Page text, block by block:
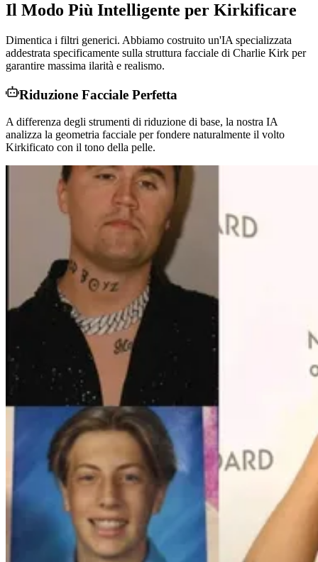
Il Modo Più Intelligente per Kirkificare
Dimentica i filtri generici. Abbiamo costruito un'IA specializzata
addestrata specificamente sulla struttura facciale di Charlie Kirk per
garantire massima ilarità e realismo.
Riduzione Facciale Perfetta
A differenza degli strumenti di riduzione di base, la nostra IA
analizza la geometria facciale per fondere naturalmente il volto
Kirkificato con il tono della pelle.